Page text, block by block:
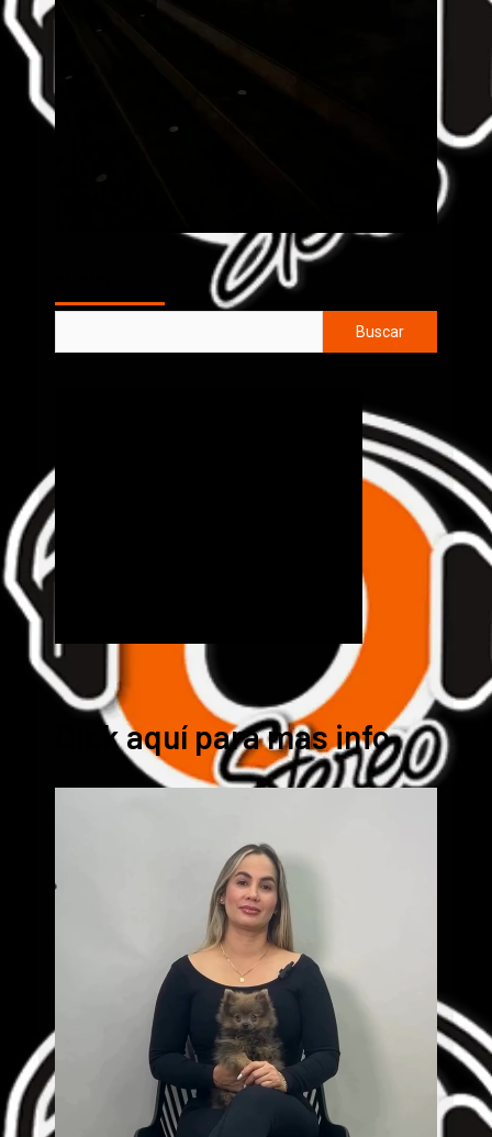
Buscar
Cick aquí para mas info